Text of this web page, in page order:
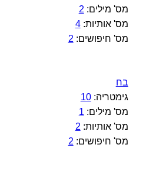
מס' מילים: 2
מס' אותיות:4
מס' חיפושים: 2
בח
גימטריה:10
מס' מילים: 1
מס' אותיות: 2
מס' חיפושים: 2